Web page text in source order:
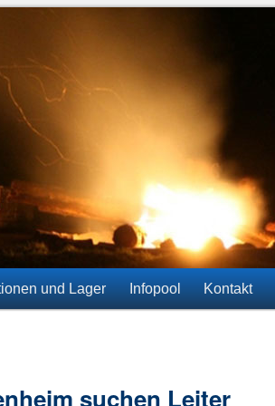
Gonsenheim
und Lager Infopool Kontakt
suchen Leiter